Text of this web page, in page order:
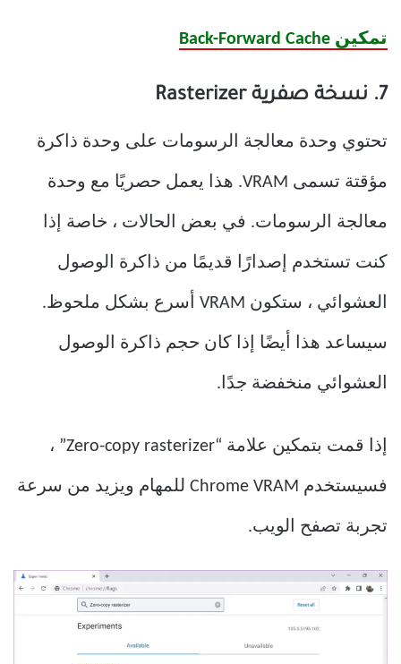
تمكين Back-Forward Cache
7. نسخة صفرية Rasterizer
تحتوي وحدة معالجة الرسومات على وحدة ذاكرة
مؤقتة تسمى VRAM. هذا يعمل حصريًا مع وحدة
معالجة الرسومات. في بعض الحالات ، خاصة إذا
كنت تستخدم إصدارًا قديمًا من ذاكرة الوصول
العشوائي ، ستكون VRAM أسرع بشكل ملحوظ.
سيساعد هذا أيضًا إذا كان حجم ذاكرة الوصول
العشوائي منخفضة جدًا.
إذا قمت بتمكين علامة “Zero-copy rasterizer” ،
فسيستخدم Chrome VRAM للمهام ويزيد من سرعة
تجربة تصفح الويب.